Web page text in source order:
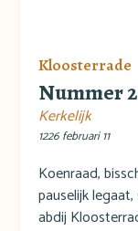
Kloosterrade
Nummer
Kerkelijk
1226 februari 11
Koenraad,
pauselijk
abdij